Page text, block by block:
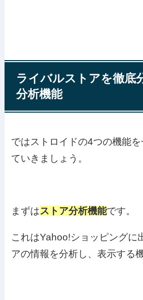
ライバルストアを徹底
分析機能
ではストロイドの4つの機能
ていきましょう。
まずはストア分析機能です。
これはYahoo!ショッピングに
アの情報を分析し、表示する